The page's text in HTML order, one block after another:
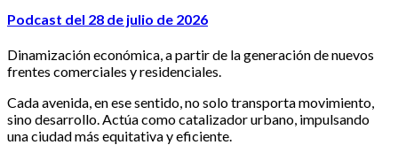
Podcast del 28 de julio de 2026
Dinamización económica, a partir de la generación de nuevos
frentes comerciales y residenciales.
Cada avenida, en ese sentido, no solo transporta movimiento,
sino desarrollo. Actúa como catalizador urbano, impulsando
una ciudad más equitativa y eficiente.